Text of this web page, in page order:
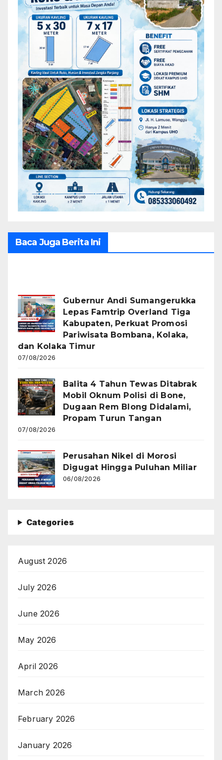
Baca Juga Berita Ini
Gubernur Andi Sumangerukka
Lepas Famtrip Overland Tiga
Kabupaten, Perkuat Promosi
Pariwisata Bombana, Kolaka,
dan Kolaka Timur
07/08/2026
Balita 4 Tahun Tewas Ditabrak
Mobil Oknum Polisi di Bone,
Dugaan Rem Blong Didalami,
Propam Turun Tangan
07/08/2026
Perusahan Nikel di Morosi
Digugat Hingga Puluhan Miliar
06/08/2026
Categories
August 2026
July 2026
June 2026
May 2026
April 2026
March 2026
February 2026
January 2026